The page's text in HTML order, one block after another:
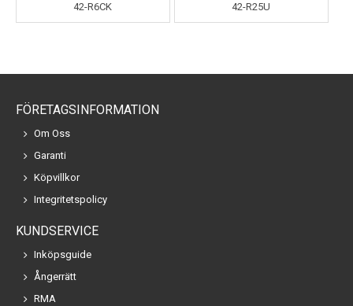
42-R6CK
42-R25U
FÖRETAGSINFORMATION
Om Oss
Garanti
Köpvillkor
Integritetspolicy
KUNDSERVICE
Inköpsguide
Ångerrätt
RMA